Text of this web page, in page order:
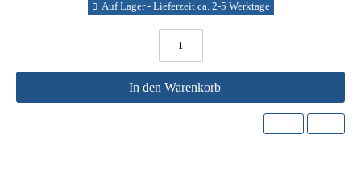
Auf Lager - Lieferzeit ca. 2-5 Werktage
In den Warenkorb